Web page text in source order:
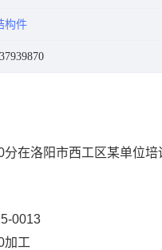
构件
在洛阳市西工区某单位
0013
加工